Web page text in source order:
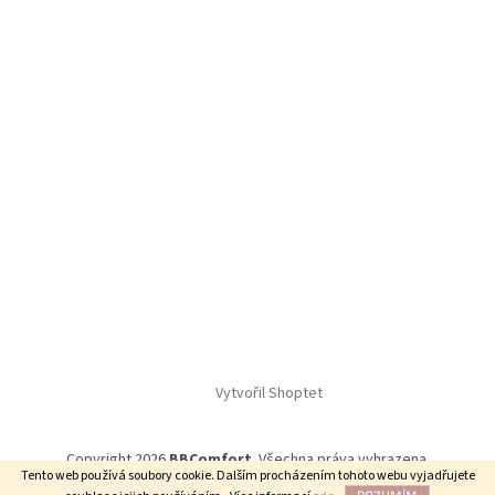
Tento web používá soubory cookie. Dalším procházením tohoto webu vyjadřujete
Vytvořil Shoptet
Copyright 2026BBComfort. Všechna práva vyhrazena.